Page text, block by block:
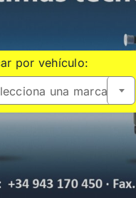
por vehículo:
una marca